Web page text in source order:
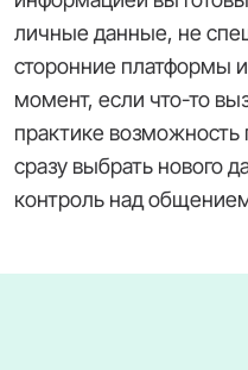
личные данные, не
сторонние платформы
момент, если что-то
практике возможность
сразу выбрать нового
контроль над